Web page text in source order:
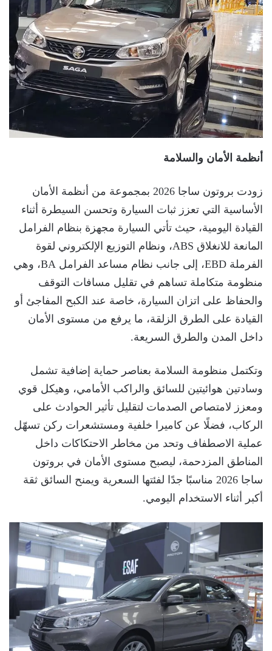
أنظمة الأمان والسلامة
زودت بروتون ساجا 2026 بمجموعة من أنظمة الأمان
الأساسية التي تعزز ثبات السيارة وتحسن السيطرة أثناء
القيادة اليومية، حيث تأتي السيارة مجهزة بنظام الفرامل
المانعة للانغلاق ABS، ونظام التوزيع الإلكتروني لقوة
الفرملة EBD، إلى جانب نظام مساعد الفرامل BA، وهي
منظومة متكاملة تساهم في تقليل مسافات التوقف
والحفاظ على اتزان السيارة، خاصة عند الكبح المفاجئ أو
القيادة على الطرق الزلقة، ما يرفع من مستوى الأمان
داخل المدن والطرق السريعة.
وتكتمل منظومة السلامة بعناصر حماية إضافية تشمل
وسادتين هوائيتين للسائق والراكب الأمامي، وهيكل قوي
ومعزز لامتصاص الصدمات لتقليل تأثير الحوادث على
الركاب، فضلًا عن كاميرا خلفية ومستشعرات ركن تسهّل
عملية الاصطفاف وتحد من مخاطر الاحتكاكات داخل
المناطق المزدحمة، ليصبح مستوى الأمان في بروتون
ساجا 2026 مناسبًا جدًا لفئتها السعرية ويمنح السائق ثقة
أكبر أثناء الاستخدام اليومي.